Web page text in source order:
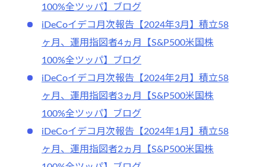
100%全ツッパ】ブログ
iDeCoイデコ月次報告【2024年3月】積立58
ヶ月、運用指図者4ヵ月【S&P500米国株
100%全ツッパ】ブログ
iDeCoイデコ月次報告【2024年2月】積立58
ヶ月、運用指図者3ヵ月【S&P500米国株
100%全ツッパ】ブログ
iDeCoイデコ月次報告【2024年1月】積立58
ヶ月、運用指図者2ヵ月【S&P500米国株